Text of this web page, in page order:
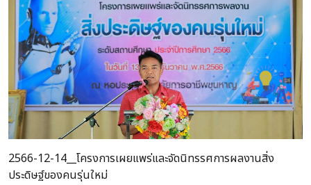
2566-12-14__โครงการเผยแพร่และจัดนิทรรศการผลงานสิ่ง
ประดิษฐ์ของคนรุ่นใหม่